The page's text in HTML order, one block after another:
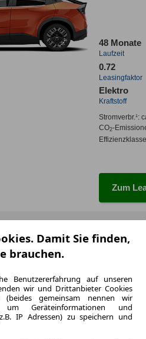
48 Monate
Laufzeit
0.72
Leasingfaktor
Elektro
Kraftstoff
Stromverbr.¹:
CO2-
Zum
5
Damit Sie finden,
brauchen.
Benutzererfahrung auf unseren
wir und Drittanbieter Cookies
(beides gemeinsam nennen wir
um Geräteinformationen und
IP Adressen) zu speichern und